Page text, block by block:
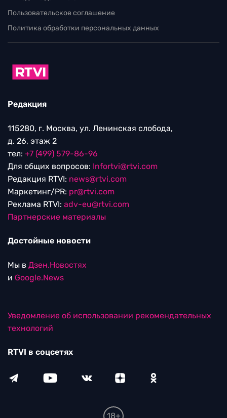
Пользовательское соглашение
Политика обработки персональных данных
Редакция
115280, г. Москва, ул. Ленинская слобода,
д. 26, этаж 2
тел: +7 (499) 579-86-96
Для общих вопросов: Infortvi@rtvi.com
Редакция RTVI: news@rtvi.com
Маркетинг/PR: pr@rtvi.com
Реклама RTVI: adv-eu@rtvi.com
Партнерские материалы
Достойные новости
Мы в Дзен.Новостях
и Google.News
Уведомление об использовании рекомендательных
технологий
RTVI в соцсетях
18+